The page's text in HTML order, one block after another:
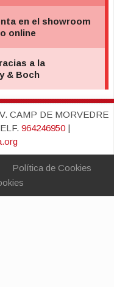
CAMP DE MORVEDRE
964246950|
Política de Cookies